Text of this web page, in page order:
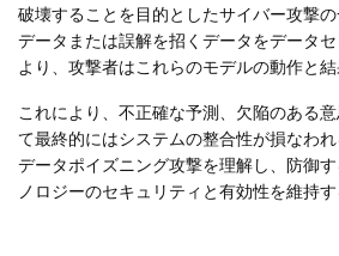
破壊することを目的としたサイバー攻撃
データまたは誤解を招くデータをデータ
より、攻撃者はこれらのモデルの動作と結
これにより、不正確な予測、欠陥のある
て最終的にはシステムの整合性が損なわれ
データポイズニング攻撃を理解し、防御
ノロジーのセキュリティと有効性を維持す